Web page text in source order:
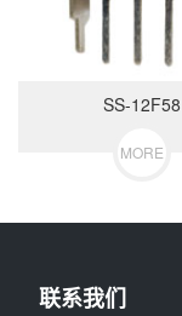
SS-12F58
MORE
联系我们